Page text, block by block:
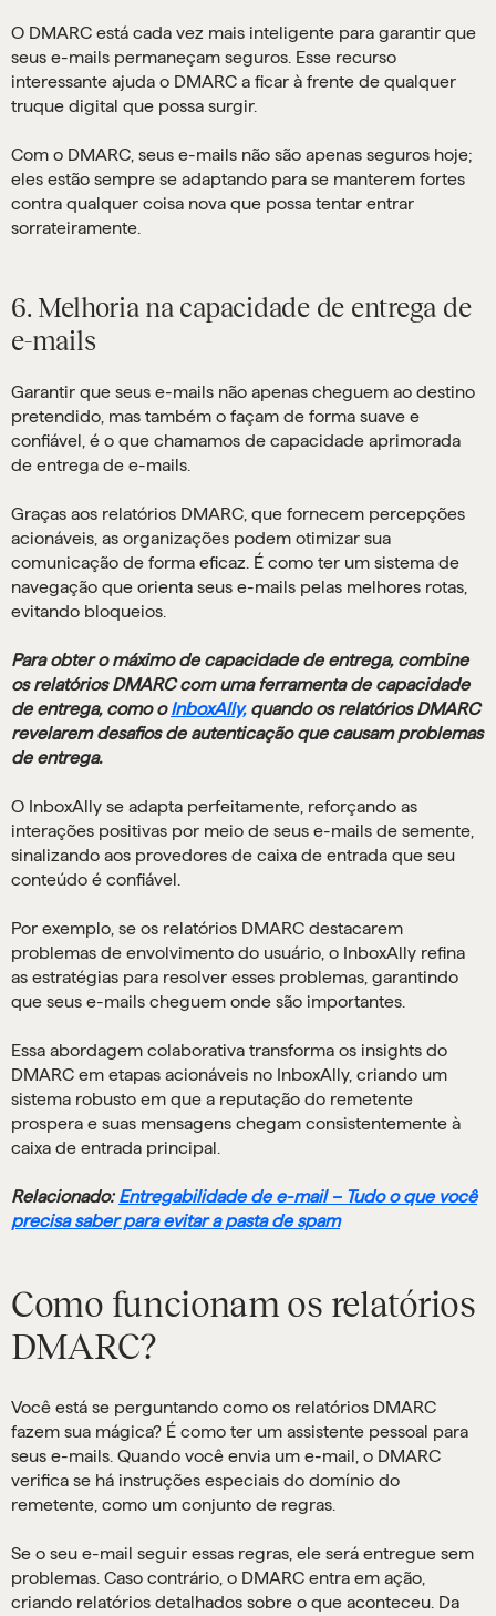
O DMARC está cada vez mais inteligente para garantir que
seus e-mails permaneçam seguros. Esse recurso
interessante ajuda o DMARC a ficar à frente de qualquer
truque digital que possa surgir.
Com o DMARC, seus e-mails não são apenas seguros hoje;
eles estão sempre se adaptando para se manterem fortes
contra qualquer coisa nova que possa tentar entrar
sorrateiramente.
6. Melhoria na capacidade de entrega de
e-mails
Garantir que seus e-mails não apenas cheguem ao destino
pretendido, mas também o façam de forma suave e
confiável, é o que chamamos de capacidade aprimorada
de entrega de e-mails.
Graças aos relatórios DMARC, que fornecem percepções
acionáveis, as organizações podem otimizar sua
comunicação de forma eficaz. É como ter um sistema de
navegação que orienta seus e-mails pelas melhores rotas,
evitando bloqueios.
Para obter o máximo de capacidade de entrega, combine
os relatórios DMARC com uma ferramenta de capacidade
de entrega, como oInboxAlly,quando os relatórios DMARC
revelarem desafios de autenticação que causam problemas
de entrega.
O InboxAlly se adapta perfeitamente, reforçando as
interações positivas por meio de seus e-mails de semente,
sinalizando aos provedores de caixa de entrada que seu
conteúdo é confiável.
Por exemplo, se os relatórios DMARC destacarem
problemas de envolvimento do usuário, o InboxAlly refina
as estratégias para resolver esses problemas, garantindo
que seus e-mails cheguem onde são importantes.
Essa abordagem colaborativa transforma os insights do
DMARC em etapas acionáveis no InboxAlly, criando um
sistema robusto em que a reputação do remetente
prospera e suas mensagens chegam consistentemente à
caixa de entrada principal.
Relacionado: Entregabilidade de e-mail – Tudo o que você
precisa saber para evitar a pasta de spam
Como funcionam os relatórios
DMARC?
Você está se perguntando como os relatórios DMARC
fazem sua mágica? É como ter um assistente pessoal para
seus e-mails. Quando você envia um e-mail, o DMARC
verifica se há instruções especiais do domínio do
remetente, como um conjunto de regras.
Se o seu e-mail seguir essas regras, ele será entregue sem
problemas. Caso contrário, o DMARC entra em ação,
criando relatórios detalhados sobre o que aconteceu. Da